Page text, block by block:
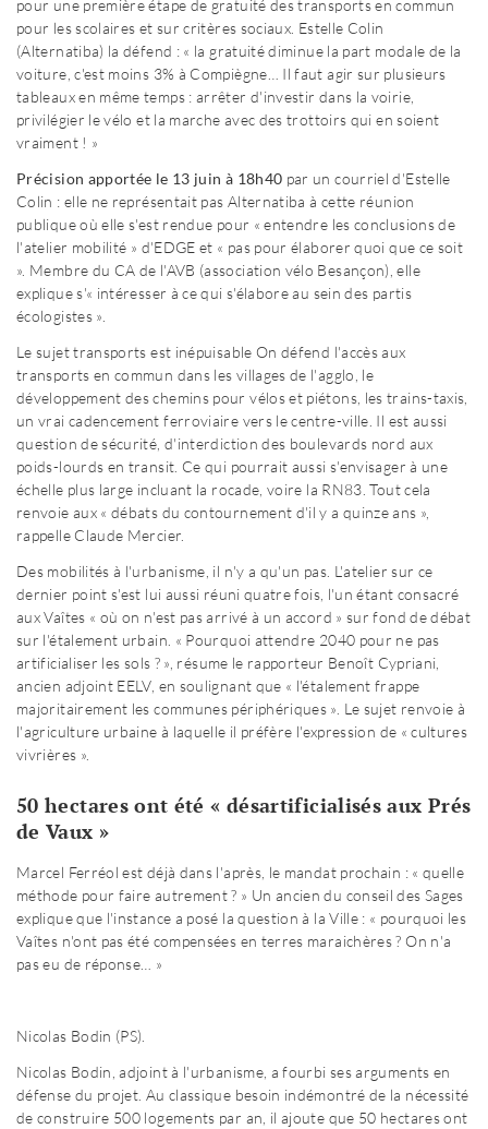
pour une première étape de gratuité des transports en commun
pour les scolaires et sur critères sociaux. Estelle Colin
(Alternatiba) la défend : « la gratuité diminue la part modale de la
voiture, c'est moins 3% à Compiègne… Il faut agir sur plusieurs
tableaux en même temps : arrêter d'investir dans la voirie,
privilégier le vélo et la marche avec des trottoirs qui en soient
vraiment ! »
Précision apportée le 13 juin à 18h40 par un courriel d'Estelle
Colin : elle ne représentait pas Alternatiba à cette réunion
publique où elle s'est rendue pour « entendre les conclusions de
l'atelier mobilité » d'EDGE et « pas pour élaborer quoi que ce soit
». Membre du CA de l'AVB (association vélo Besançon), elle
explique s'« intéresser à ce qui s'élabore au sein des partis
écologistes ».
Le sujet transports est inépuisable On défend l'accès aux
transports en commun dans les villages de l'agglo, le
développement des chemins pour vélos et piétons, les trains-taxis,
un vrai cadencement ferroviaire vers le centre-ville. Il est aussi
question de sécurité, d'interdiction des boulevards nord aux
poids-lourds en transit. Ce qui pourrait aussi s'envisager à une
échelle plus large incluant la rocade, voire la RN83. Tout cela
renvoie aux « débats du contournement d'il y a quinze ans »,
rappelle Claude Mercier.
Des mobilités à l'urbanisme, il n'y a qu'un pas. L'atelier sur ce
dernier point s'est lui aussi réuni quatre fois, l'un étant consacré
aux Vaîtes « où on n'est pas arrivé à un accord » sur fond de débat
sur l'étalement urbain. « Pourquoi attendre 2040 pour ne pas
artificialiser les sols ? », résume le rapporteur Benoît Cypriani,
ancien adjoint EELV, en soulignant que « l'étalement frappe
majoritairement les communes périphériques ». Le sujet renvoie à
l'agriculture urbaine à laquelle il préfère l'expression de « cultures
vivrières ».
50 hectares ont été « désartificialisés aux Prés
de Vaux »
Marcel Ferréol est déjà dans l'après, le mandat prochain : « quelle
méthode pour faire autrement ? » Un ancien du conseil des Sages
explique que l'instance a posé la question à la Ville : « pourquoi les
Vaîtes n'ont pas été compensées en terres maraichères ? On n'a
pas eu de réponse… »
Nicolas Bodin (PS).
Nicolas Bodin, adjoint à l'urbanisme, a fourbi ses arguments en
défense du projet. Au classique besoin indémontré de la nécessité
de construire 500 logements par an, il ajoute que 50 hectares ont